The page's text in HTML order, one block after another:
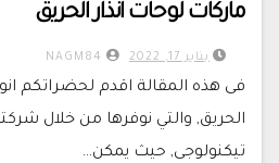
ماركات لوحات انذار الحريق
يناير 17, 2022
فى هذه المقالة اقدم لحضراتكم
الحريق, والتي نوفرها من خلال
تيكنولوجى, حيث يمكن…